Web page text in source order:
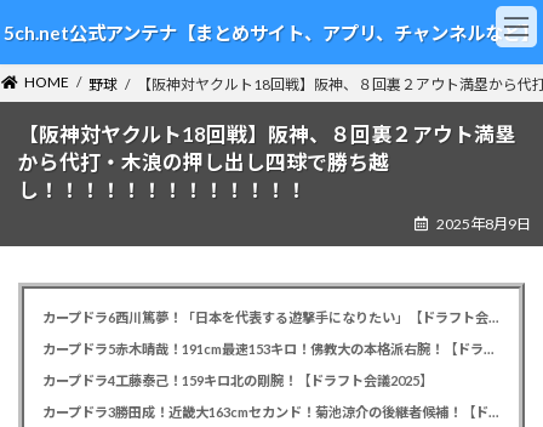
ン
テ
ン
ツ
ビ
ゲ
ー
シ
5ch.net公式アンテナ【まとめサイト、アプリ、チャンネルなど】
HOME 野球 【阪神対ヤクルト18回戦】阪神、８回裏２アウト満塁から
【阪神対ヤクルト18回戦】阪神、８回裏２アウト満塁
から代打・木浪の押し出し四球で勝ち越
し！！！！！！！！！！！！！
2025年8月9日
カープドラ6西川篤夢！「日本を代表する遊撃手になりたい」【ドラフト会議2025】
カープドラ5赤木晴哉！191cm最速153キロ！佛教大の本格派右腕！【ドラフト会議2025】
カープドラ4工藤泰己！159キロ北の剛腕！【ドラフト会議2025】
カープドラ3勝田成！近畿大163cmセカンド！菊池涼介の後継者候補！【ドラフト会議2025】